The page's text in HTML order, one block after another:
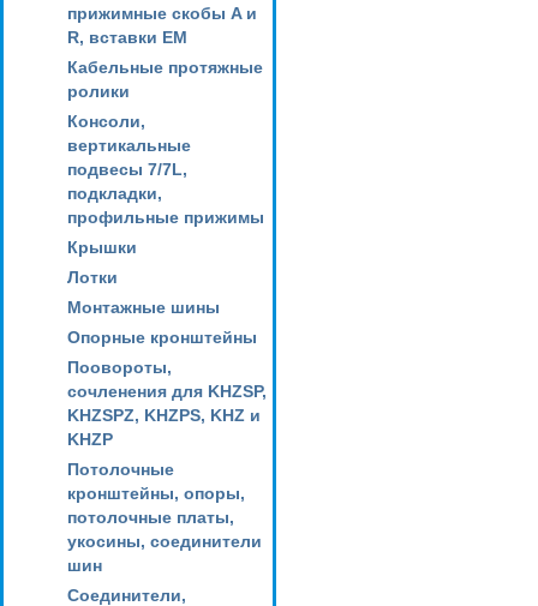
прижимные скобы A и
R, вставки EM
Кабельные протяжные
ролики
Консоли,
вертикальные
подвесы 7/7L,
подкладки,
профильные прижимы
Крышки
Лотки
Монтажные шины
Опорные кронштейны
Поовороты,
сочленения для KHZSP,
KHZSPZ, KHZPS, KHZ и
KHZP
Потолочные
кронштейны, опоры,
потолочные платы,
укосины, соединители
шин
Соединители,